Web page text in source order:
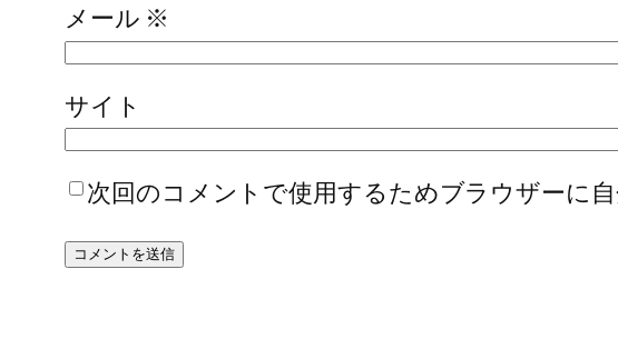
メール ※
サイト
次回のコメントで使用するためブラウザーに